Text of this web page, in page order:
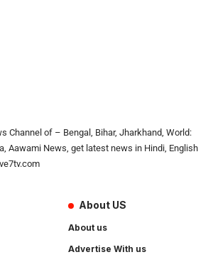
Channel of – Bengal, Bihar, Jharkhand, World:
Aawami News, get latest news in Hindi, English
About US
About us
Advertise With us